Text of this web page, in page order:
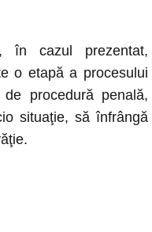
în cazul prezentat,
o etapă a procesului
procedură penală,
situaţie, să înfrângă